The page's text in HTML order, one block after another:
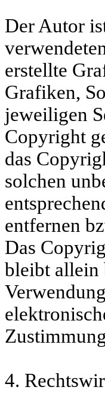
Der Autor
erstellte
Grafiken,
jeweiligen
Copyright
das
solchen
entfernen
Das
bleibt allein
4.